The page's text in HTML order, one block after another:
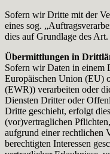
Sofern wir Dritte mit der
eines sog.
dies auf Grundlage des
Übermittlungen in
Sofern wir Daten in einem
Europäischen Union (EU)
(EWR)) verarbeiten oder
Diensten Dritter oder
Dritte geschieht, erfolgt
(vor)vertraglichen
aufgrund einer rechtlichen
berechtigten Interessen